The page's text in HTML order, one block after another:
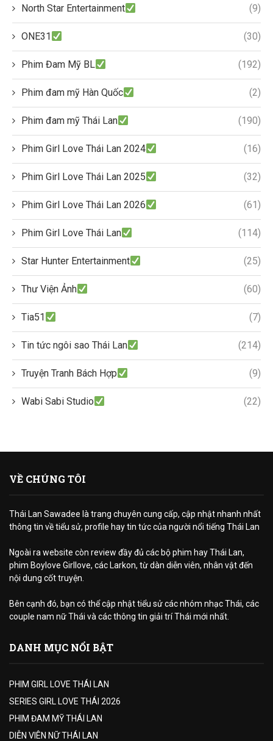
North Star Entertainment (9)
ONE31 (30)
Phim Đam Mỹ BL (192)
Phim đam mỹ Hàn Quốc (2)
Phim đam mỹ Thái Lan (190)
Phim Girl Love Thái Lan 2024 (16)
Phim Girl Love Thái Lan 2025 (32)
Phim Girl Love Thái Lan 2026 (61)
Phim Girl Love Thái Lan (114)
Star Hunter Entertainment (25)
Thư Viện Ảnh (60)
Tia51 (7)
Tin tức ngôi sao Thái Lan (214)
Truyện Tranh Bách Hợp (9)
Wabi Sabi Studio (22)
VỀ CHÚNG TÔI
Thái Lan Sawadee là trang chuyên cung cấp, cập nhật nhanh nhất
thông tin về tiểu sử, profile hay tin tức của người nổi tiếng Thái Lan
Ngoài ra website còn review đầy đủ các bộ phim hay Thái Lan,
phim Boylove Girllove, các Larkon, từ dàn diễn viên, nhân vật đến
nội dung cốt truyện.
Bên cạnh đó, bạn có thể cập nhật tiểu sử các nhóm nhạc Thái, các
couple nam nữ Thái và các thông tin giải trí Thái mới nhất.
DANH MỤC NỔI BẬT
PHIM GIRL LOVE THÁI LAN
SERIES GIRL LOVE THÁI 2026
PHIM ĐAM MỸ THÁI LAN
DIỄN VIÊN NỮ THÁI LAN